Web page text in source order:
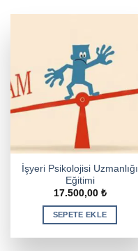
İşyeri Psikolojisi Uzmanlığı
Eğitimi
17.500,00 ₺
SEPETE EKLE